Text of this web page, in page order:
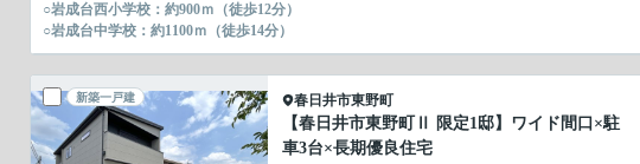
○岩成台西小学校：約900ｍ（徒歩12分）
○岩成台中学校：約1100ｍ（徒歩14分）
新築一戸建 春日井市東野町
【春日井市東野町Ⅱ 限定1邸】ワイド間口×駐
車3台×長期優良住宅